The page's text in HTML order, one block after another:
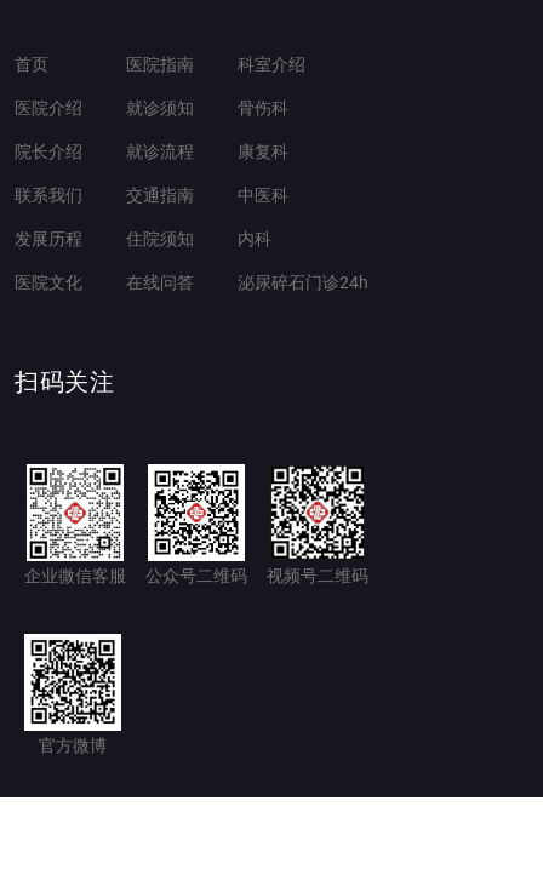
首页
医院介绍
院长介绍
联系我们
发展历程
医院文化
医院指南
就诊须知
就诊流程
交通指南
住院须知
在线问答
科室介绍
骨伤科
康复科
中医科
内科
泌尿碎石门诊24h
扫码关注
企业微信客服 公众号二维码 视频号二维码
官方微博